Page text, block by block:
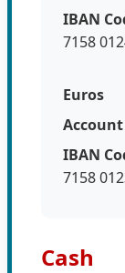
IBAN
7158
Euros
IBAN
7158
Cash